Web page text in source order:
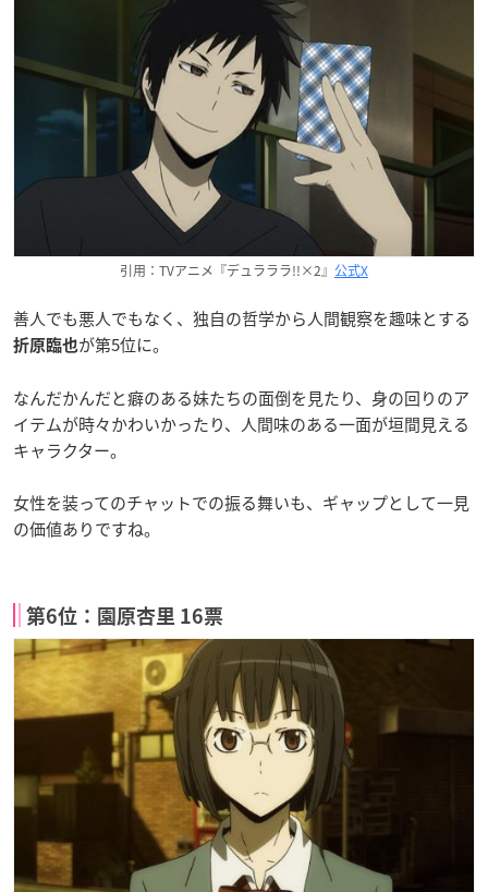
引用：TVアニメ『デュラララ!!×2』 公式X
善人でも悪人でもなく、独自の哲学から人間観察を趣味とする
折原臨也が第5位に。
なんだかんだと癖のある妹たちの面倒を見たり、身の回りのア
イテムが時々かわいかったり、人間味のある一面が垣間見える
キャラクター。
女性を装ってのチャットでの振る舞いも、ギャップとして一見
の価値ありですね。
第6位：園原杏里 16票